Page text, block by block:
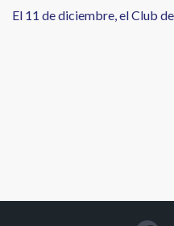
El 11 de diciembre, el Club